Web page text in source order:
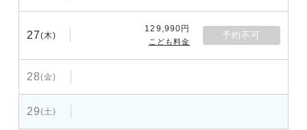
27(木)
129,990円
こども料金
予約不可
28(金)
29(土)